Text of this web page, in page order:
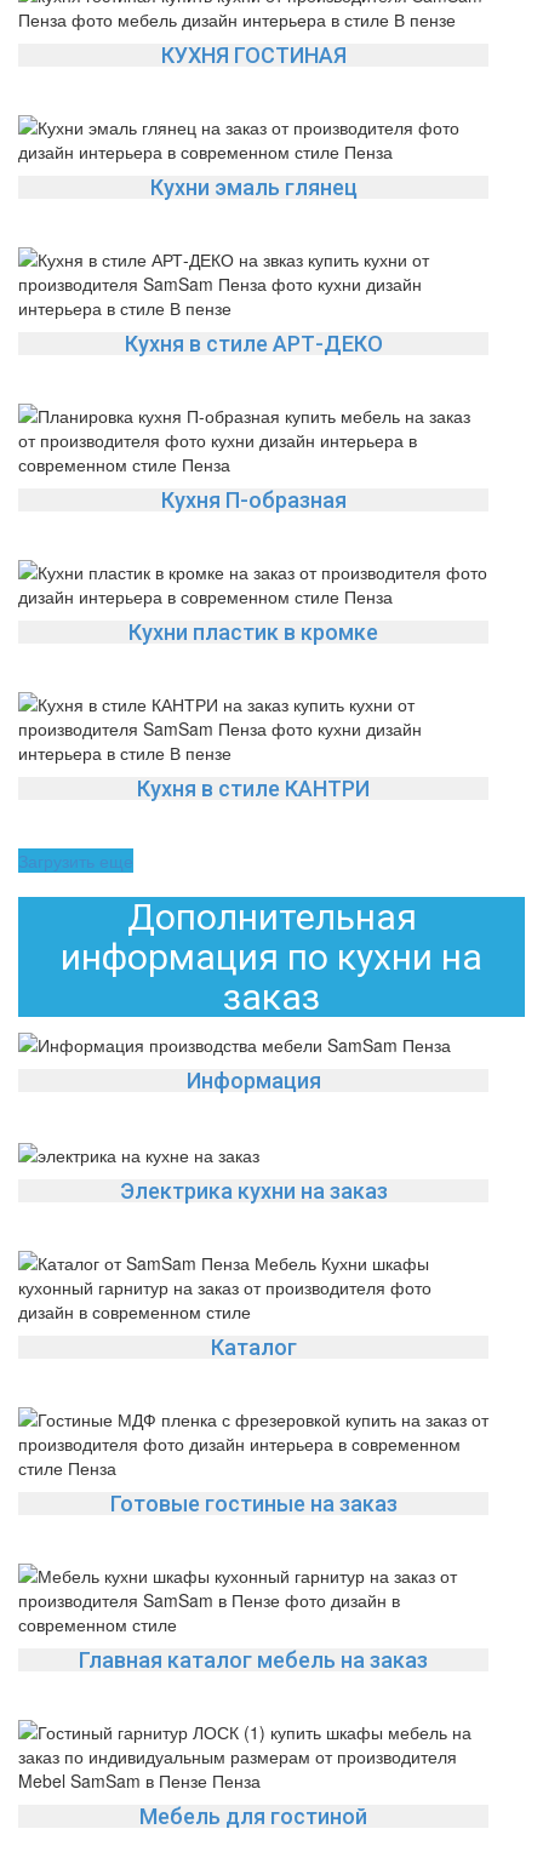
КУХНЯ ГОСТИНАЯ
Кухни эмаль глянец
Кухня в стиле АРТ-ДЕКО
Кухня П-образная
Кухни пластик в кромке
Кухня в стиле КАНТРИ
Загрузить еще
Дополнительная
информация по кухни на
заказ
Информация
Электрика кухни на заказ
Каталог
Готовые гостиные на заказ
Главная каталог мебель на заказ
Мебель для гостиной